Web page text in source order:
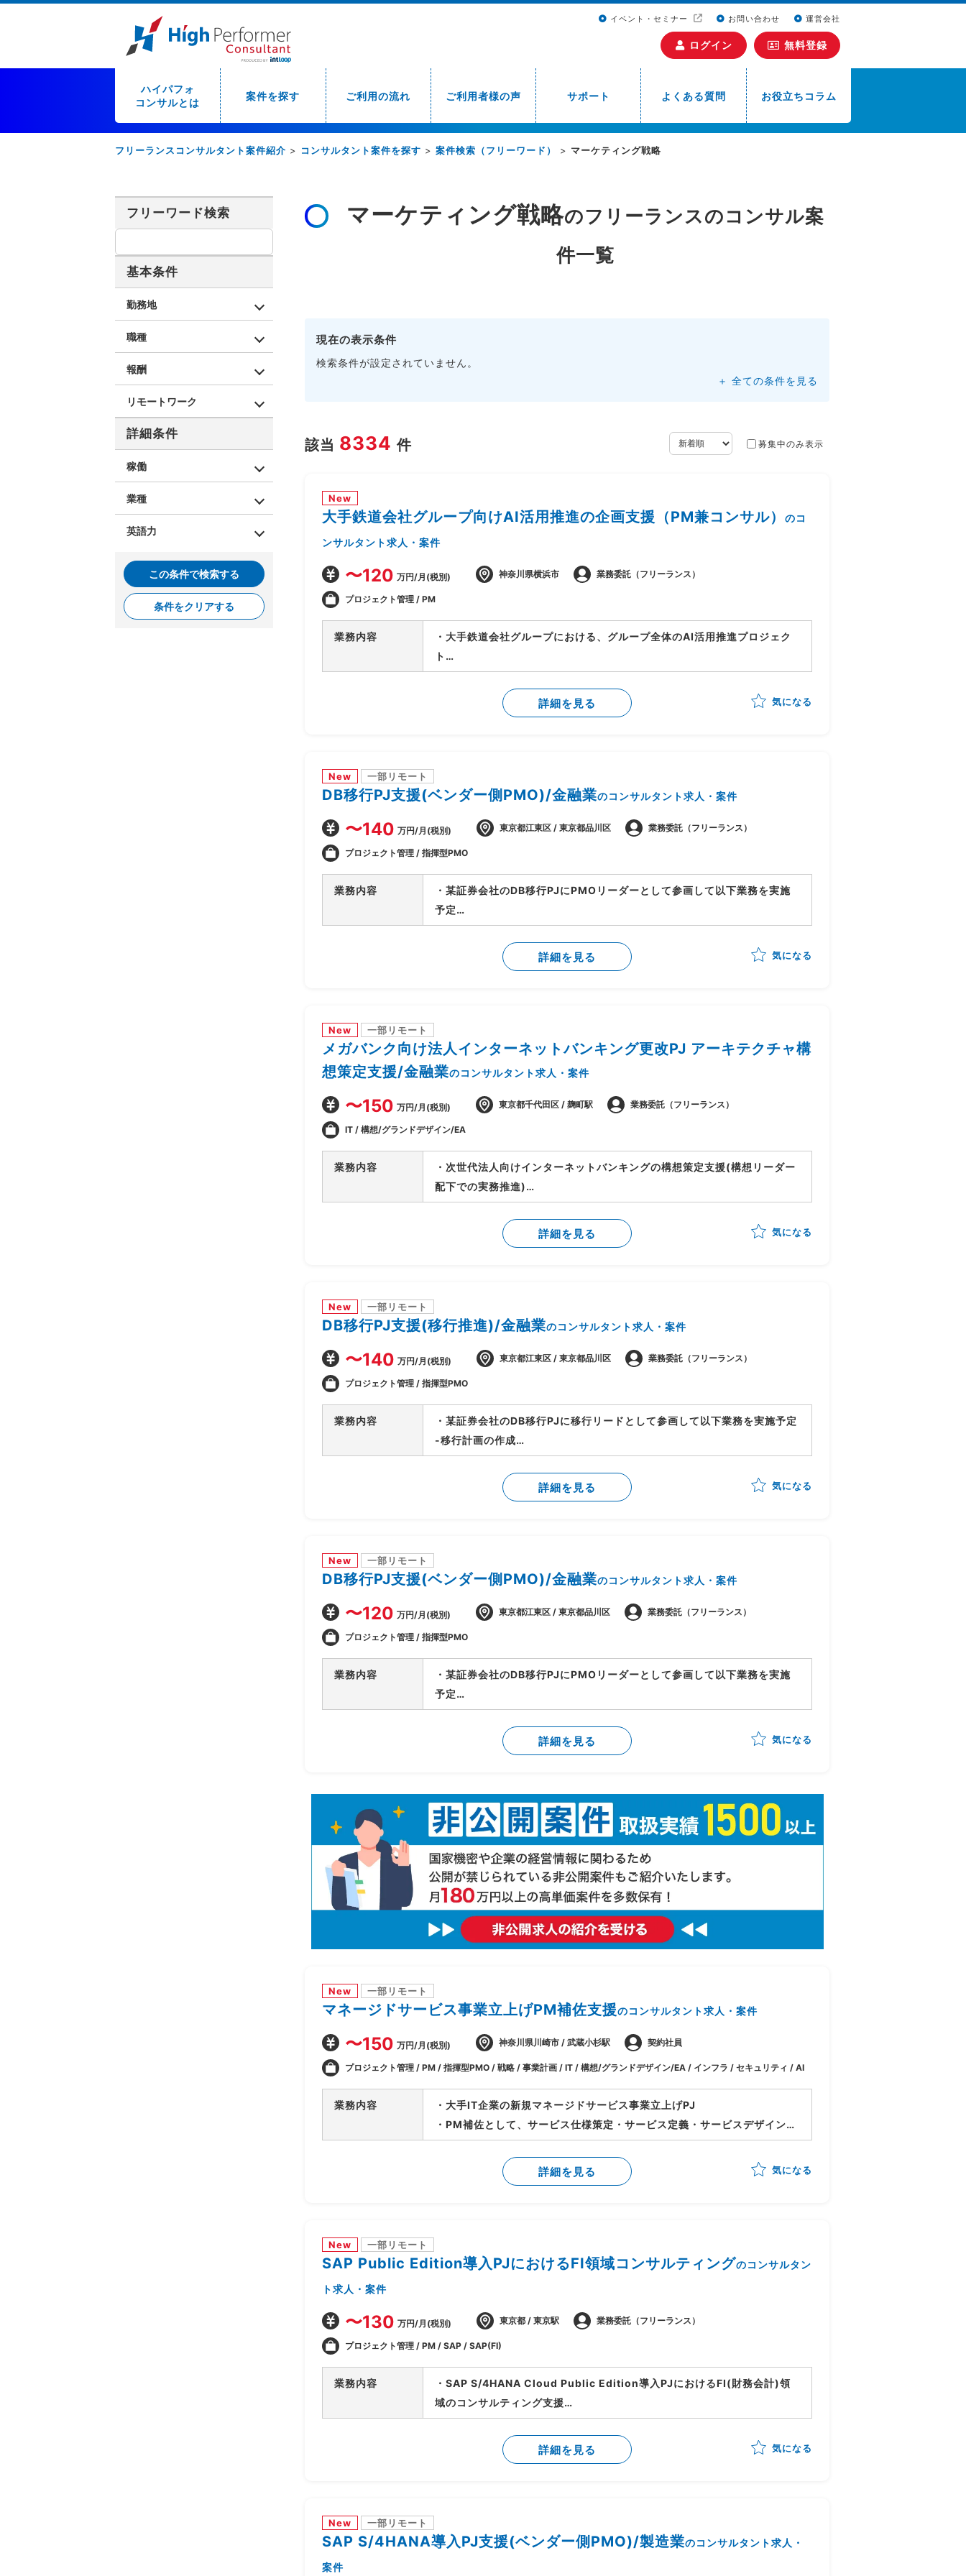
イベント・セミナー お問い合わせ 運営会社
ログイン 無料登録
ハイパフォ
コンサルとは
案件を探す ご利用の流れ ご利用者様の声 サポート よくある質問 お役立ちコラム
フリーランスコンサルタント案件紹介 > コンサルタント案件を探す > 案件検索（フリーワード） > マーケティング戦略
マーケティング戦略のフリーランスのコンサル案
件一覧
現在の表示条件
検索条件が設定されていません。
＋ 全ての条件を見る
該当 8334 件 募集中のみ表示
New
大手鉄道会社グループ向けAI活用推進の企画支援（PM兼コンサル）
のコ
ンサルタント求人・案件
〜120 万円/月(税別) 神奈川県横浜市 業務委託（フリーランス）
プロジェクト管理 / PM
業務内容
・大手鉄道会社グループにおける、グループ全体のAI活用推進プロジェク
ト
・要件が固まっていない段階から顧客に入り、業務プロセスの整理とAI活
用方針の設計を担当
・顧客の業務プロセスのヒアリング・可視化・整理
・後続フェーズに向けた要件整理と、開発チームへの引き継ぎ
詳細を見る 気になる
New 一部リモート
DB移行PJ支援(ベンダー側PMO)/金融業のコンサルタント求人・案件
〜140 万円/月(税別) 東京都江東区 / 東京都品川区 業務委託（フリーランス）
プロジェクト管理 / 指揮型PMO
業務内容
・某証券会社のDB移行PJにPMOリーダーとして参画して以下業務を実施
予定
-SAP ASE→DB2マイグレーションPJ全体の進捗管理/情報収集
-開発BP社の進捗状況/障害解消状況/移行対応状況の総合的な管理
-製造/単体/結合/総合テスト(3パラレル進行)の全体スケジュール管理
詳細を見る 気になる
New 一部リモート
メガバンク向け法人インターネットバンキング更改PJ アーキテクチャ構
想策定支援/金融業のコンサルタント求人・案件
〜150 万円/月(税別) 東京都千代田区 / 麹町駅 業務委託（フリーランス）
IT / 構想/グランドデザイン/EA
業務内容
・次世代法人向けインターネットバンキングの構想策定支援(構想リーダー
配下での実務推進)
・外部環境(全銀仕様/競合他社/AI等技術動向)を踏まえたあるべき業務姿の
・上記を実現するTo-Beアーキテクチャの立案
詳細を見る 気になる
New 一部リモート
DB移行PJ支援(移行推進)/金融業のコンサルタント求人・案件
〜140 万円/月(税別) 東京都江東区 / 東京都品川区 業務委託（フリーランス）
プロジェクト管理 / 指揮型PMO
業務内容
・某証券会社のDB移行PJに移行リードとして参画して以下業務を実施予定
-移行計画の作成
-移行方式検討/本番移行対策の立案
-移行ツール作成に関する計画策定/推進
-移行リハーサル～移行本番～移行後支援までの全体推進
詳細を見る 気になる
New 一部リモート
DB移行PJ支援(ベンダー側PMO)/金融業のコンサルタント求人・案件
〜120 万円/月(税別) 東京都江東区 / 東京都品川区 業務委託（フリーランス）
プロジェクト管理 / 指揮型PMO
業務内容
・某証券会社のDB移行PJにPMOリーダーとして参画して以下業務を実施
予定
-製造/単体テストにおけるBP社検証物の確認・品質担保
-結合テスト～総合テストで発生する障害の管理・進行統制
-障害管理台帳の運用/障害解消状況のトラッキング
詳細を見る 気になる
New 一部リモート
マネージドサービス事業立上げPM補佐支援のコンサルタント求人・案件
〜150 万円/月(税別) 神奈川県川崎市 / 武蔵小杉駅 契約社員
プロジェクト管理 / PM / 指揮型PMO / 戦略 / 事業計画 / IT / 構想/グランドデザイン/EA / インフラ / セキュリティ / AI
業務内容
・大手IT企業の新規マネージドサービス事業立上げPJ
・PM補佐として、サービス仕様策定・サービス定義・サービスデザイン
等、立上げ全体をリード
・立上げ後はサービス運用のリードを担当しつつメニュー化や顧客アプロ
ーチへの参画等、多面的に貢献範囲を拡大
詳細を見る 気になる
New 一部リモート
SAP Public Edition導入PJにおけるFI領域コンサルティングのコンサルタン
ト求人・案件
〜130 万円/月(税別) 東京都 / 東京駅 業務委託（フリーランス）
プロジェクト管理 / PM / SAP / SAP(FI)
業務内容
・SAP S/4HANA Cloud Public Edition導入PJにおけるFI(財務会計)領
域のコンサルティング支援
・ベンダー側、SAPコンサルタントポジション
・財務会計管理および決算処理に関するコンサルティング、導入支援
・固定資産管理、建設仮勘定領域の要件定義、設計支援
詳細を見る 気になる
New 一部リモート
SAP S/4HANA導入PJ支援(ベンダー側PMO)/製造業のコンサルタント求人・
案件
フリーワード検索
基本条件
勤務地
職種
報酬
リモートワーク
詳細条件
稼働
業種
英語力
この条件で検索する
条件をクリアする